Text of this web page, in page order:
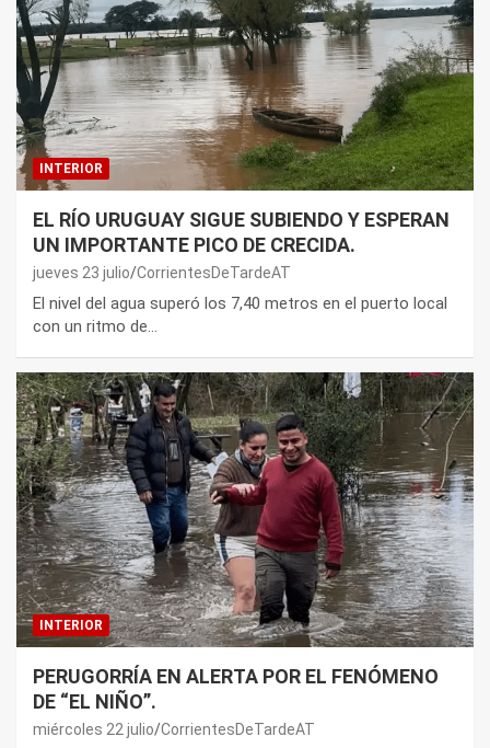
INTERIOR
EL RÍO URUGUAY SIGUE SUBIENDO Y ESPERAN
UN IMPORTANTE PICO DE CRECIDA.
jueves 23 julio CorrientesDeTardeAT
El nivel del agua superó los 7,40 metros en el puerto local
con un ritmo de…
INTERIOR
PERUGORRÍA EN ALERTA POR EL FENÓMENO
DE “EL NIÑO”.
miércoles 22 julio CorrientesDeTardeAT